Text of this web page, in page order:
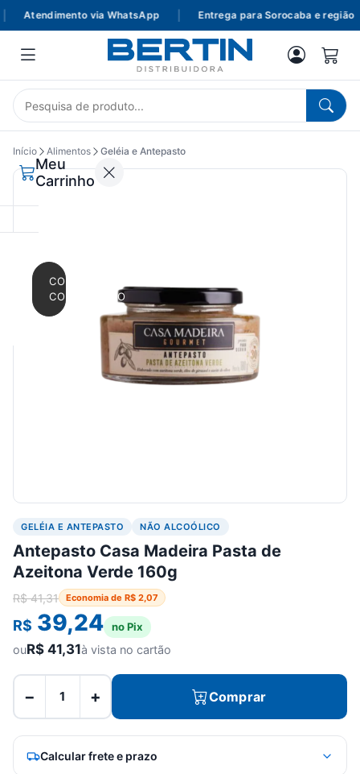
Atendimento via WhatsApp Entrega para Sorocaba e região
Meu
Carrinho
CONTINUAR
COMPRANDO
Início Alimentos Geléia e Antepasto
GELÉIA E ANTEPASTO NÃO ALCOÓLICO
Antepasto Casa Madeira Pasta de
Azeitona Verde 160g
R$41,31 Economia de R$ 2,07
R$ 39,24 no Pix
ouR$ 41,31à vista no cartão
− + Comprar
Calcular frete e prazo